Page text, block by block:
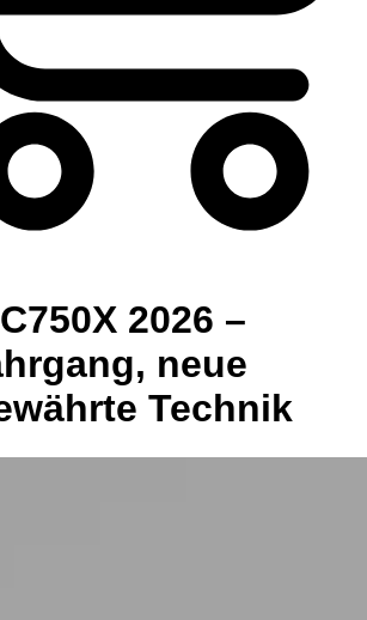
2026 –
neue
Technik